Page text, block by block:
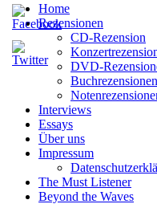
Home
Rezensionen
CD-Rezension
DVD-
Buchrezensionen
Interviews
Essays
Über uns
Impressum
The Must Listener
Beyond the Waves